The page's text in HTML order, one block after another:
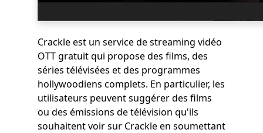
Crackle est un service de streaming vidéo
OTT gratuit qui propose des films, des
séries télévisées et des programmes
hollywoodiens complets. En particulier, les
utilisateurs peuvent suggérer des films
ou des émissions de télévision qu'ils
souhaitent voir sur Crackle en soumettant